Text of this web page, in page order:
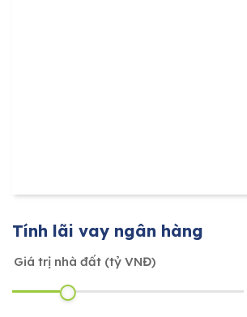
Tính lãi vay ngân hàng
Giá trị nhà đất (tỷ VNĐ)